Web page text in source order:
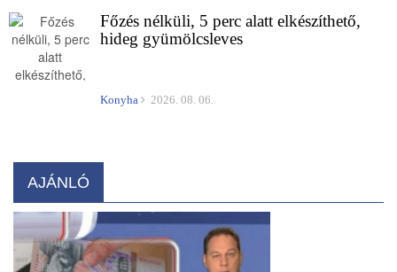
Főzés nélküli, 5 perc alatt elkészíthető,
hideg gyümölcsleves
Konyha 2026. 08. 06.
AJÁNLÓ